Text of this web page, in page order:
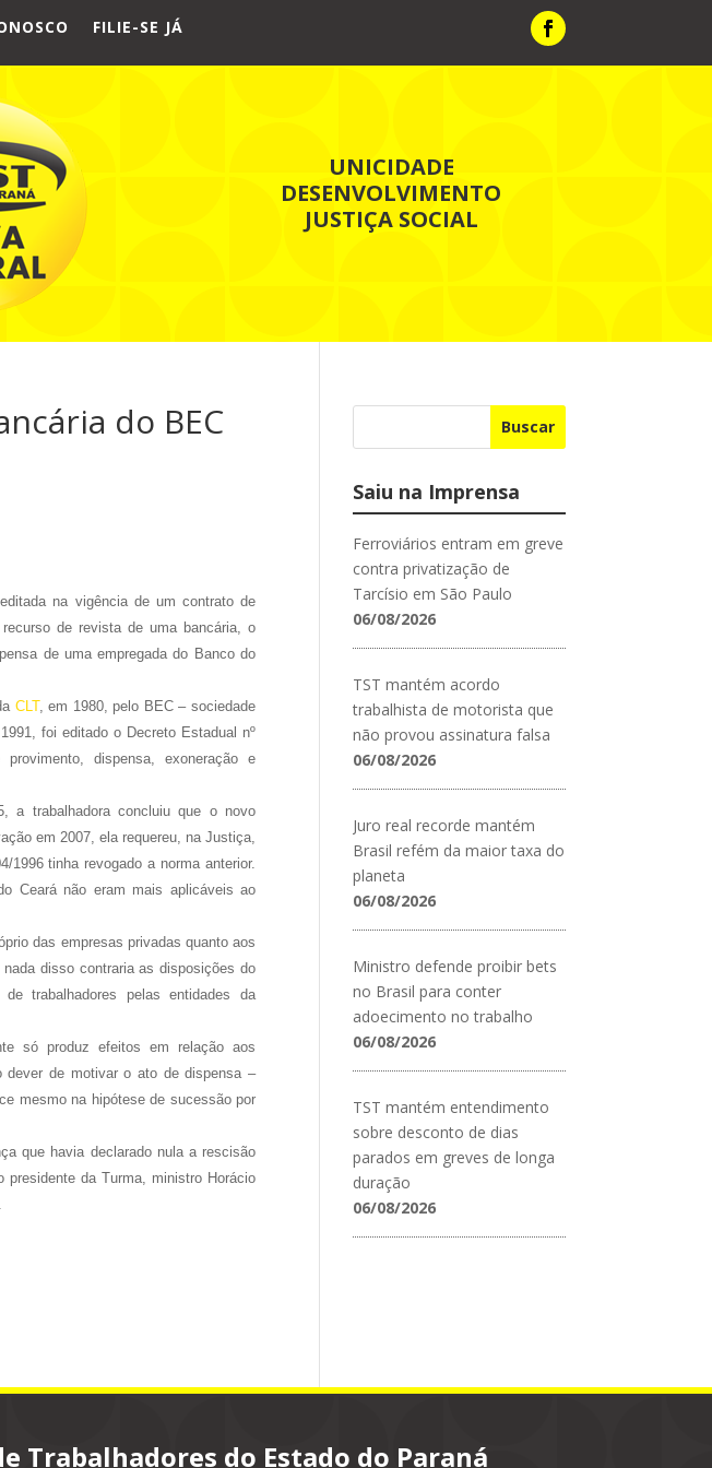
FILIE-SE JÁ
UNICIDADE
DESENVOLVIMENTO
JUSTIÇA SOCIAL
do BEC
na vigência de um contrato de
de revista de uma bancária, o
de uma empregada do Banco do
CLT, em 1980, pelo BEC – sociedade
foi editado o Decreto Estadual nº
dispensa, exoneração e
a trabalhadora concluiu que o novo
em 2007, ela requereu, na Justiça,
tinha revogado a norma anterior.
Ceará não eram mais aplicáveis ao
das empresas privadas quanto aos
nada disso contraria as disposições do
trabalhadores pelas entidades da
só produz efeitos em relação aos
de motivar o ato de dispensa –
mesmo na hipótese de sucessão por
que havia declarado nula a rescisão
presidente da Turma, ministro Horácio
Buscar
Saiu na Imprensa
Ferroviários entram em greve
contra privatização de
Tarcísio em São Paulo
06/08/2026
TST mantém acordo
trabalhista de motorista que
não provou assinatura falsa
06/08/2026
Juro real recorde mantém
Brasil refém da maior taxa do
planeta
06/08/2026
Ministro defende proibir bets
no Brasil para conter
adoecimento no trabalho
06/08/2026
TST mantém entendimento
sobre desconto de dias
parados em greves de longa
duração
06/08/2026
Trabalhadores do Estado do Paraná